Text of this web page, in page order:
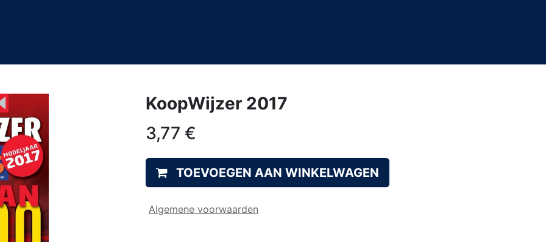
KoopWijzer 2017
3,77 €
TOEVOEGEN AAN WINKELWAGEN
Algemene voorwaarden